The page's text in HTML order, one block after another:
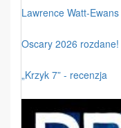
Lawrence Watt-
Oscary 2026 rozdane!
„Krzyk 7” - recenzja